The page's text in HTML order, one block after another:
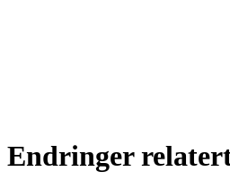
Endringer